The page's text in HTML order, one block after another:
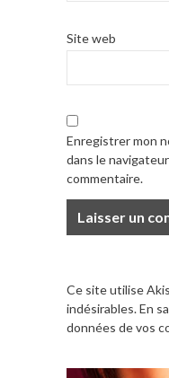
Site web
Enregistrer mon
dans le
commentaire.
Ce site utilise
indésirables.En
données de vos